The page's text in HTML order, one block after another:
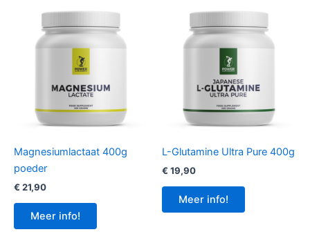
Magnesiumlactaat 400g
poeder
€ 21,90
Meer info!
L-Glutamine Ultra Pure 400g
€ 19,90
Meer info!